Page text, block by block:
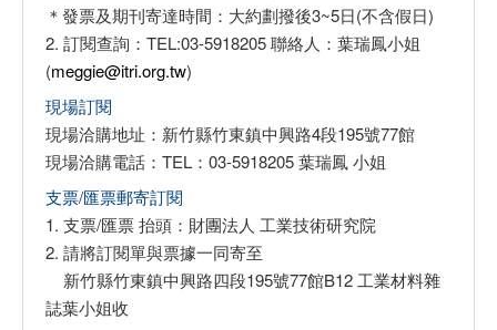
＊發票及期刊寄達時間：大約劃撥後3~5日(不含假日)
2. 訂閱查詢：TEL:03-5918205 聯絡人：葉瑞鳳小姐
(meggie@itri.org.tw)
現場訂閱
現場洽購地址：新竹縣竹東鎮中興路4段195號77館
現場洽購電話：TEL：03-5918205 葉瑞鳳 小姐
支票/匯票郵寄訂閱
1. 支票/匯票 抬頭：財團法人 工業技術研究院
2. 請將訂閱單與票據一同寄至
新竹縣竹東鎮中興路四段195號77館B12 工業材料雜
誌葉小姐收